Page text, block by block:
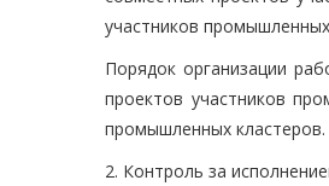
участников
Порядок организации
проектов участников
промышленных кластеров.
2. Контроль за